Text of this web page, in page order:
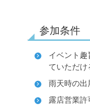
参加条件
イベント趣
ていただけ
雨天時の出
露店営業許